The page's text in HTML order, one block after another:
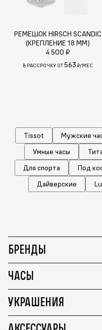
РЕМЕШОК HIRSCH SCANDIC
(КРЕПЛЕНИЕ 18 ММ)
4 500 ₽
В РАССРОЧКУ ОТ563 ₽/МЕС
Tissot Мужские
Умные часы
Для спорта
Под
Дайверские
БРЕНДЫ
ЧАСЫ
УКРАШЕНИЯ